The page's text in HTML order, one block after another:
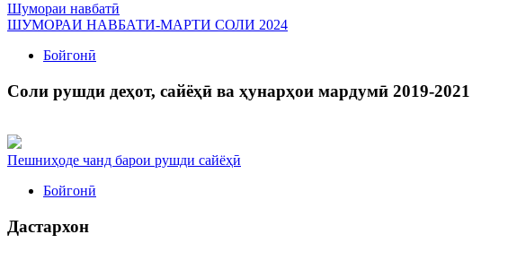
Шумораи навбатӣ
ШУМОРАИ НАВБАТИ-МАРТИ СОЛИ 2024
Бойгонӣ
Соли рушди деҳот, сайёҳӣ ва ҳунарҳои мардумӣ 2019-2021
Пешниҳоде чанд барои рушди сайёҳӣ
Бойгонӣ
Дастархон